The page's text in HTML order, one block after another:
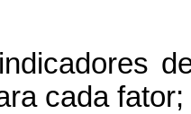
de
cada fator;